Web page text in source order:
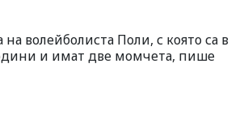
волейболиста Поли, с която са в
и имат две момчета, пише